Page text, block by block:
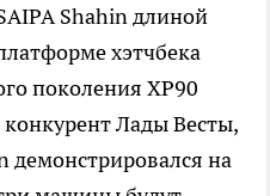
Shahin длиной
хэтчбека
поколения XP90
конкурент Лады Весты,
на